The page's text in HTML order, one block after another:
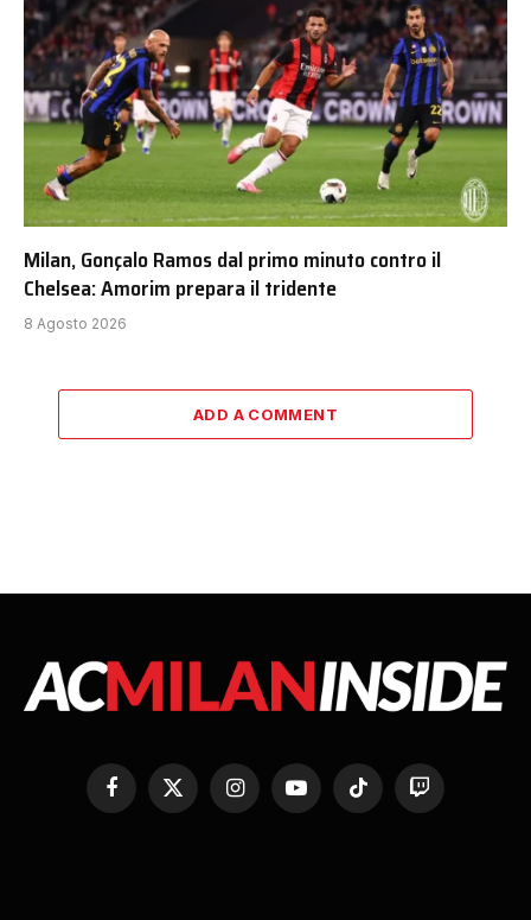
Milan, Gonçalo Ramos dal primo minuto contro il
Chelsea: Amorim prepara il tridente
8 Agosto 2026
ADD A COMMENT
Facebook
X
(Twitter)
InstagramYouTubeTikTok Twitch